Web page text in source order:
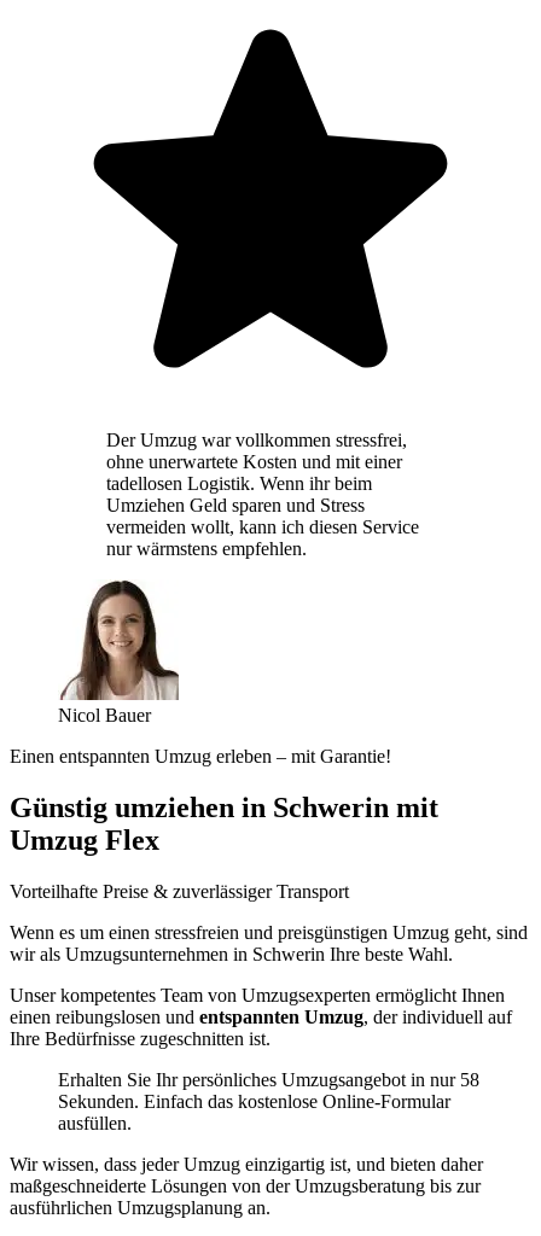
Der Umzug war vollkommen stressfrei,
ohne unerwartete Kosten und mit einer
tadellosen Logistik. Wenn ihr beim
Umziehen Geld sparen und Stress
vermeiden wollt, kann ich diesen Service
nur wärmstens empfehlen.
Nicol Bauer
Einen entspannten Umzug erleben – mit Garantie!
Günstig umziehen in Schwerin mit
Umzug Flex
Vorteilhafte Preise & zuverlässiger Transport
Wenn es um einen stressfreien und preisgünstigen Umzug geht, sind
wir als Umzugsunternehmen in Schwerin Ihre beste Wahl.
Unser kompetentes Team von Umzugsexperten ermöglicht Ihnen
einen reibungslosen und entspannten Umzug, der individuell auf
Ihre Bedürfnisse zugeschnitten ist.
Erhalten Sie Ihr persönliches Umzugsangebot in nur 58
Sekunden. Einfach das kostenlose Online-Formular
ausfüllen.
Wir wissen, dass jeder Umzug einzigartig ist, und bieten daher
maßgeschneiderte Lösungen von der Umzugsberatung bis zur
ausführlichen Umzugsplanung an.